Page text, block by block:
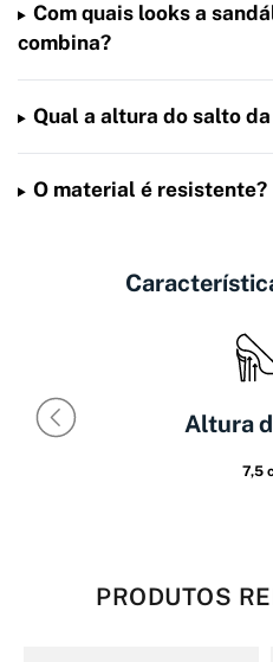
Com quais looks a
combina?
Qual a altura do salto
O material é resistente?
Altura
7,5
PRODUTOS